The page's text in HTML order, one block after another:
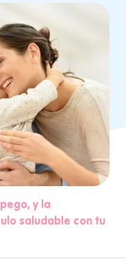
y la
saludable con tu